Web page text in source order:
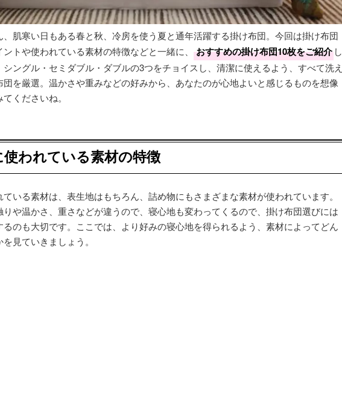
、肌寒い日もある春と秋、冷房を使う夏と通年活躍する掛け布団。今回は掛け布団
トや使われている素材の特徴などと一緒に、
おすすめの掛け布団10枚をご紹介 し
シングル・セミダブル・ダブルの3つをチョイスし、清潔に使えるよう、すべて洗え
団を厳選。温かさや重みなどの好みから、あなたのが心地よいと感じるものを想像
くださいね。
われている素材の特徴
いる素材は、表生地はもちろん、詰め物にもさまざまな素材が使われています。
や温かさ、重さなどが違うので、寝心地も変わってくるので、掛け布団選びには
のも大切です。ここでは、より好みの寝心地を得られるよう、素材によってどん
見ていきましょう。